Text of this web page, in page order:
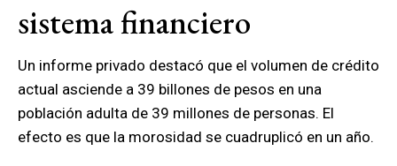
sistema financiero
Un informe privado destacó que el volumen de crédito
actual asciende a 39 billones de pesos en una
población adulta de 39 millones de personas. El
efecto es que la morosidad se cuadruplicó en un año.